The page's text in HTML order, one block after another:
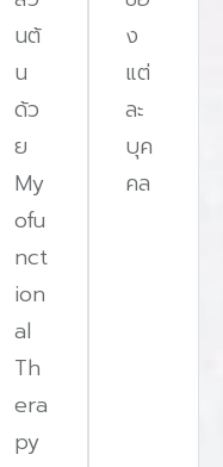
วจระดับที่ 1 จะมีเจ้า
ามการนอนตลอดคืน
เจ้าหน้าที่เฝ้า แต่ผู้รับ
งตามปกติ คำแนะนำใน
สื้อผ้าที่สบายเหมือนชุด
ารดื่มกาแฟ ชา และ
หลีกเลี่ยงการออก
วจแจ้งเจ้าหน้าที่หาก
ลังจากการตรวจเสร็จ
รถกลับบ้านได้ตามปกติ
ราะห์โดยแพทย์เฉพาะ
การนอนหลับที่บ้านกับ
นต้
น
ด้ว
ย
My
ofu
nct
ion
al
Th
era
py
ง
แต่
ละ
บุค
คล